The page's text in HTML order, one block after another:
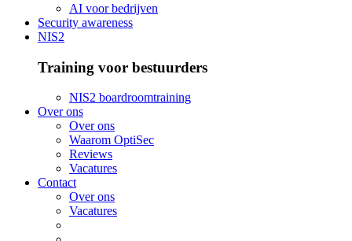
AI voor bedrijven
Security awareness
NIS2
Training voor bestuurders
NIS2 boardroomtraining
Over ons
Over ons
Waarom OptiSec
Reviews
Vacatures
Contact
Over ons
Vacatures